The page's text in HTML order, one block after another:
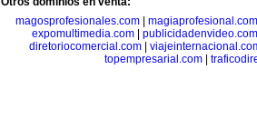
magosprofesionales.com
magiaprofesional.com
expomultimedia.com
publicidadenvideo.com
diretoriocomercial.com
topempresarial.com|